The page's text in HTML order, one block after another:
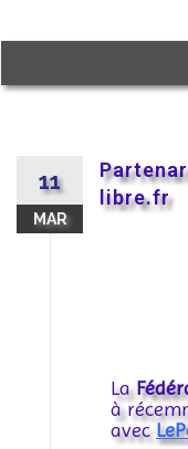
11
MAR
libre.fr
La
à
avec